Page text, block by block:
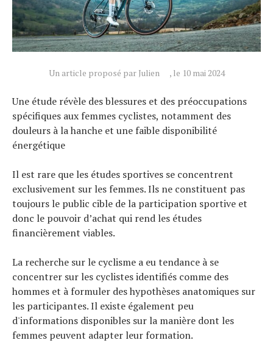
Un article proposé par Julien , le 10 mai 2024
Une étude révèle des blessures et des préoccupations
spécifiques aux femmes cyclistes, notamment des
douleurs à la hanche et une faible disponibilité
énergétique
Il est rare que les études sportives se concentrent
exclusivement sur les femmes. Ils ne constituent pas
toujours le public cible de la participation sportive et
donc le pouvoir d’achat qui rend les études
financièrement viables.
La recherche sur le cyclisme a eu tendance à se
concentrer sur les cyclistes identifiés comme des
hommes et à formuler des hypothèses anatomiques sur
les participantes. Il existe également peu
d'informations disponibles sur la manière dont les
femmes peuvent adapter leur formation.